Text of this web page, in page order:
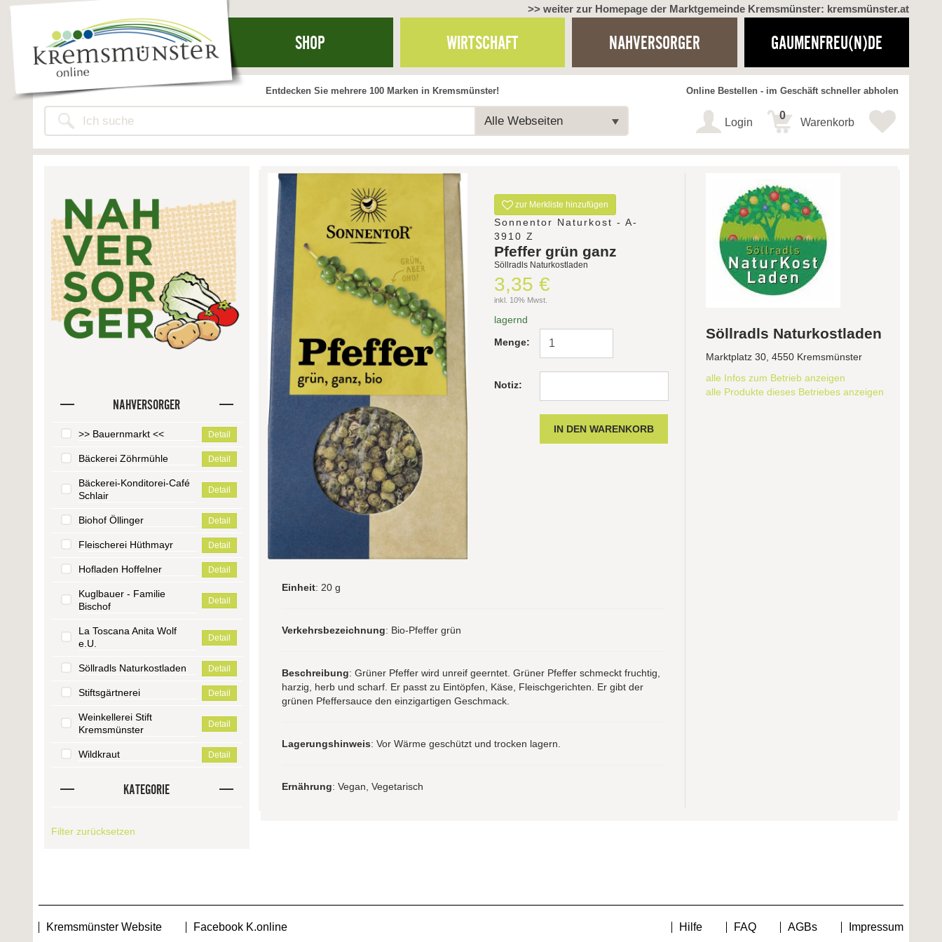
>> weiter zur Homepage der Marktgemeinde Kremsmünster: kremsmünster.at
SHOP WIRTSCHAFT NAHVERSORGER GAUMENFREU(N)DE
Alle Webseiten
Entdecken Sie mehrere 100 Marken in Kremsmünster! Online Bestellen - im Geschäft schneller abholen
Login Warenkorb
0
NAHVERSORGER
>> Bauernmarkt << Detail
Bäckerei Zöhrmühle Detail
Bäckerei-Konditorei-Café
Schlair
Detail
Biohof Öllinger Detail
Fleischerei Hüthmayr Detail
Hofladen Hoffelner Detail
Kuglbauer - Familie
Bischof
Detail
La Toscana Anita Wolf
e.U.
Detail
Söllradls Naturkostladen Detail
Stiftsgärtnerei Detail
Weinkellerei Stift
Kremsmünster
Detail
Wildkraut Detail
KATEGORIE
Filter zurücksetzen
zur Merkliste hinzufügen
Sonnentor Naturkost - A-
3910 Z
Pfeffer grün ganz
Söllradls Naturkostladen
3,35 €
inkl. 10% Mwst.
lagernd
Menge:
Notiz:
Einheit: 20 g
Verkehrsbezeichnung: Bio-Pfeffer grün
Beschreibung: Grüner Pfeffer wird unreif geerntet. Grüner Pfeffer schmeckt fruchtig,
harzig, herb und scharf. Er passt zu Eintöpfen, Käse, Fleischgerichten. Er gibt der
grünen Pfeffersauce den einzigartigen Geschmack.
Lagerungshinweis: Vor Wärme geschützt und trocken lagern.
Ernährung: Vegan, Vegetarisch
Söllradls Naturkostladen
Marktplatz 30, 4550 Kremsmünster
alle Infos zum Betrieb anzeigen
alle Produkte dieses Betriebes anzeigen
Kremsmünster Website Facebook K.online Hilfe FAQ AGBs Impressum